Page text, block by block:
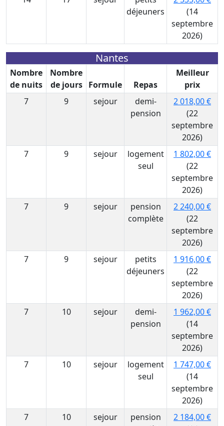
déjeuners
(14
septembre
2026)
Nantes
Nombre
de nuits
Nombre
de jours
Formule Repas
Meilleur
prix
7
9 sejour
demi-
pension
2 018,00 €
(22
septembre
2026)
7
9 sejour
logement
seul
1 802,00 €
(22
septembre
2026)
7
9 sejour
pension
complète
2 240,00 €
(22
septembre
2026)
7
9 sejour
petits
déjeuners
1 916,00 €
(22
septembre
2026)
7
10 sejour
demi-
pension
1 962,00 €
(14
septembre
2026)
7
10 sejour
logement
seul
1 747,00 €
(14
septembre
2026)
7
10 sejour
pension
2 184,00 €